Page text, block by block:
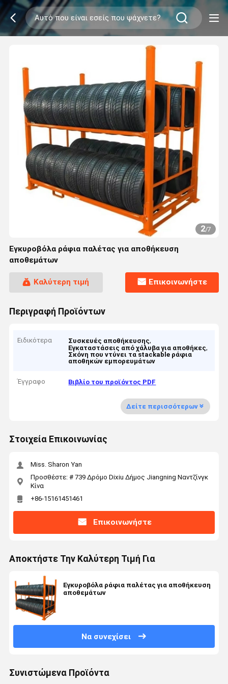
2/7
Εγκυροβόλα ράφια παλέτας για αποθήκευση
αποθεμάτων
Καλύτερη τιμή Επικοινωνήστε
Περιγραφή Προϊόντων
Ειδικότερα Συσκευές αποθήκευσης,
Εγκαταστάσεις από χάλυβα για αποθήκες,
Σκόνη που ντύνει τα stackable ράφια
αποθηκών εμπορευμάτων
Έγγραφο Βιβλίο του προϊόντος PDF
Δείτε περισσότερων
Στοιχεία Επικοινωνίας
Miss. Sharon Yan
Προσθέστε: # 739 Δρόμο Dixiu Δήμος Jiangning Ναντζίνγκ
Κίνα
+86-15161451461
Επικοινωνήστε
Αποκτήστε Την Καλύτερη Τιμή Για
Εγκυροβόλα ράφια παλέτας για αποθήκευση
αποθεμάτων
Να συνεχίσει
Συνιστώμενα Προϊόντα